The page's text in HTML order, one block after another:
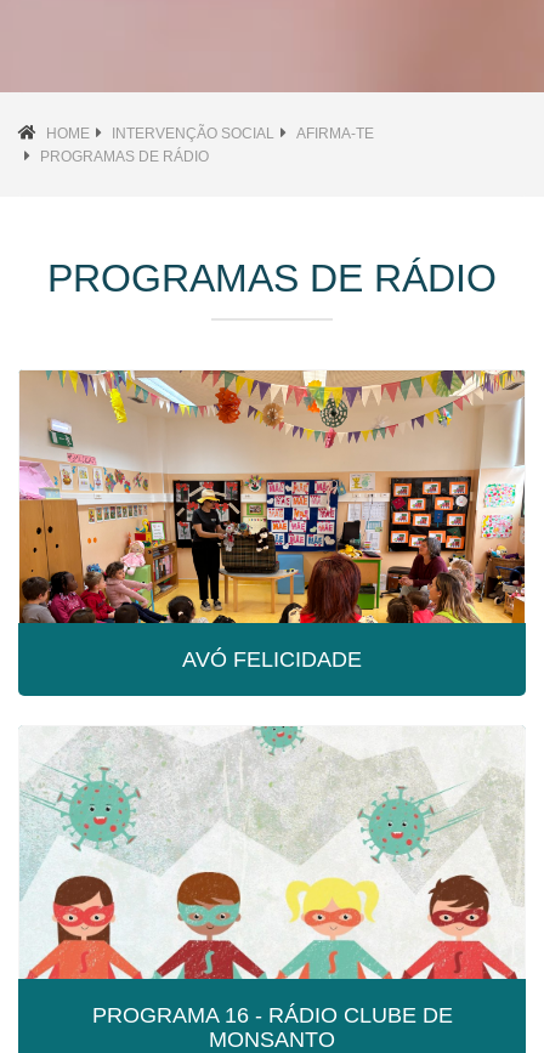
HOME INTERVENÇÃO SOCIAL
AFIRMA-TE
PROGRAMAS DE RÁDIO
PROGRAMAS DE RÁDIO
AVÓ FELICIDADE
AVÓ FELICIDADE
O Afirma-te foi com a Avó Felicidade a todos os jardins de
Infância do concelho. A Avó Felicidade estava muito
contente porque ia de férias! Mas, de repente, descobriu
que na sua mala de viagem estavam uns companheiros
imprevistos... entre cores e emoções... que grande
confusão! Se tem filhos a frequentar um Jardim de
Infância, mostre-lhes estas fotografias e descubra quem
eram esses companheiros e sobre o que falaram! Ouça
com eles a música, dancem e divirtam-se!
PROGRAMA 16 - RÁDIO CLUBE DE
MONSANTO